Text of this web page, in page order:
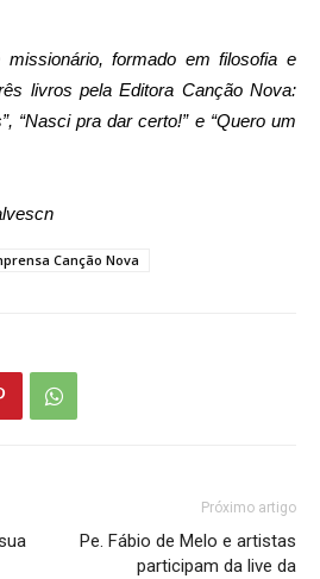
formado em filosofia e
livros pela Editora Canção Nova:
“Nasci pra dar certo!” e “Quero um
Canção Nova
Próximo artigo
Pe. Fábio de Melo e artistas
participam da live da